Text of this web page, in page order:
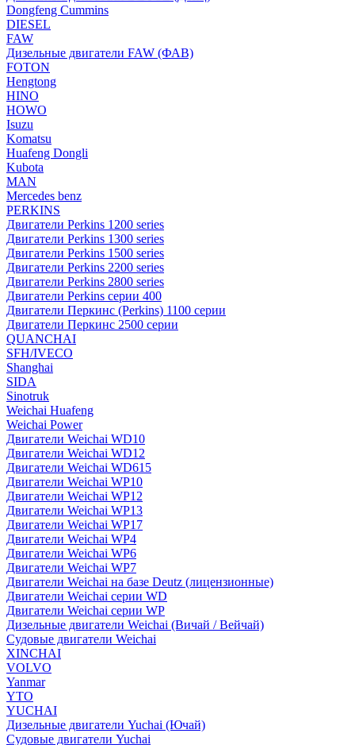
Dongfeng Cummins
DIESEL
FAW
Дизельные двигатели FAW (ФАВ)
FOTON
Hengtong
HINO
HOWO
Isuzu
Komatsu
Huafeng Dongli
Kubota
MAN
Mercedes benz
PERKINS
Двигатели Perkins 1200 series
Двигатели Perkins 1300 series
Двигатели Perkins 1500 series
Двигатели Perkins 2200 series
Двигатели Perkins 2800 series
Двигатели Perkins серии 400
Двигатели Перкинс (Perkins) 1100 серии
Двигатели Перкинс 2500 серии
QUANCHAI
SFH/IVECO
Shanghai
SIDA
Sinotruk
Weichai Huafeng
Weichai Power
Двигатели Weichai WD10
Двигатели Weichai WD12
Двигатели Weichai WD615
Двигатели Weichai WP10
Двигатели Weichai WP12
Двигатели Weichai WP13
Двигатели Weichai WP17
Двигатели Weichai WP4
Двигатели Weichai WP6
Двигатели Weichai WP7
Двигатели Weichai на базе Deutz (лицензионные)
Двигатели Weichai серии WD
Двигатели Weichai серии WP
Дизельные двигатели Weichai (Вичай / Вейчай)
Судовые двигатели Weichai
XINCHAI
VOLVO
Yanmar
YTO
YUCHAI
Дизельные двигатели Yuchai (Ючай)
Судовые двигатели Yuchai